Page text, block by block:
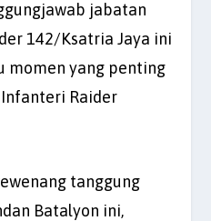
jabatan
142/Ksatria Jaya ini
momen yang penting
Raider
tanggung
Batalyon ini,